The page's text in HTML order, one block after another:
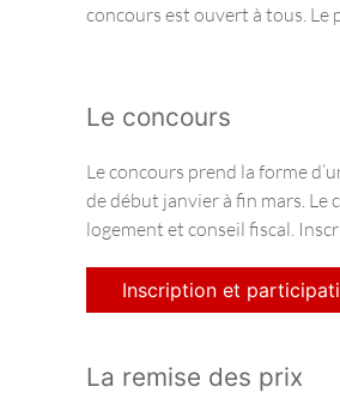
concours est ouvert à tous. Le
Le concours
Le concours prend la forme
de début janvier à fin mars. Le
logement et conseil fiscal.
Inscription et
La remise des prix